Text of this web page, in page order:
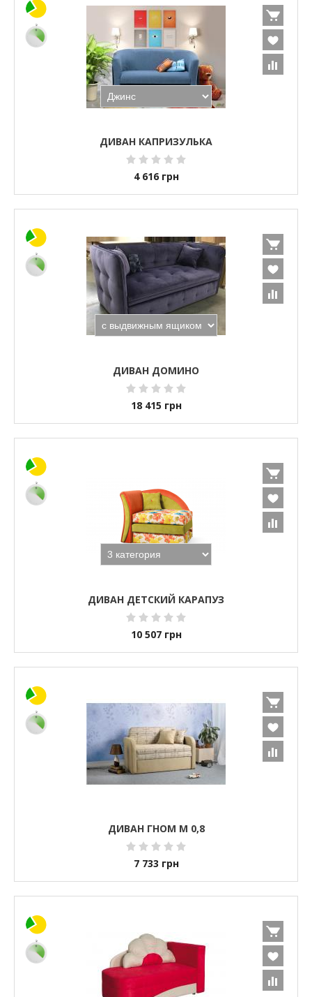
ДИВАН КАПРИЗУЛЬКА
4 616 грн
ДИВАН ДОМИНО
18 415 грн
ДИВАН ДЕТСКИЙ КАРАПУЗ
10 507 грн
ДИВАН ГНОМ М 0,8
7 733 грн